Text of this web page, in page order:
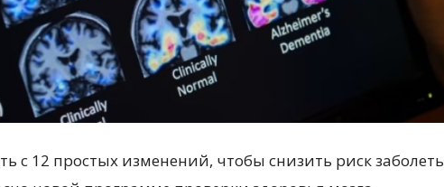
с 12 простых изменений, чтобы снизить риск заболеть